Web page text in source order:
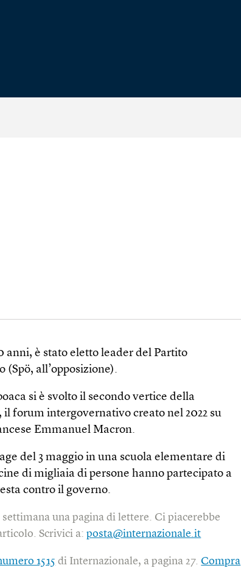
anni, è stato eletto leader del Partito
(Spö, all’opposizione).
si è svolto il secondo vertice della
forum intergovernativo creato nel 2022 su
Emmanuel Macron.
del 3 maggio in una scuola elementare di
di migliaia di persone hanno partecipato a
contro il governo.
una pagina di lettere. Ci piacerebbe
Scrivici a:posta@internazionale.it
1515 di Internazionale, a pagina 27.Compra